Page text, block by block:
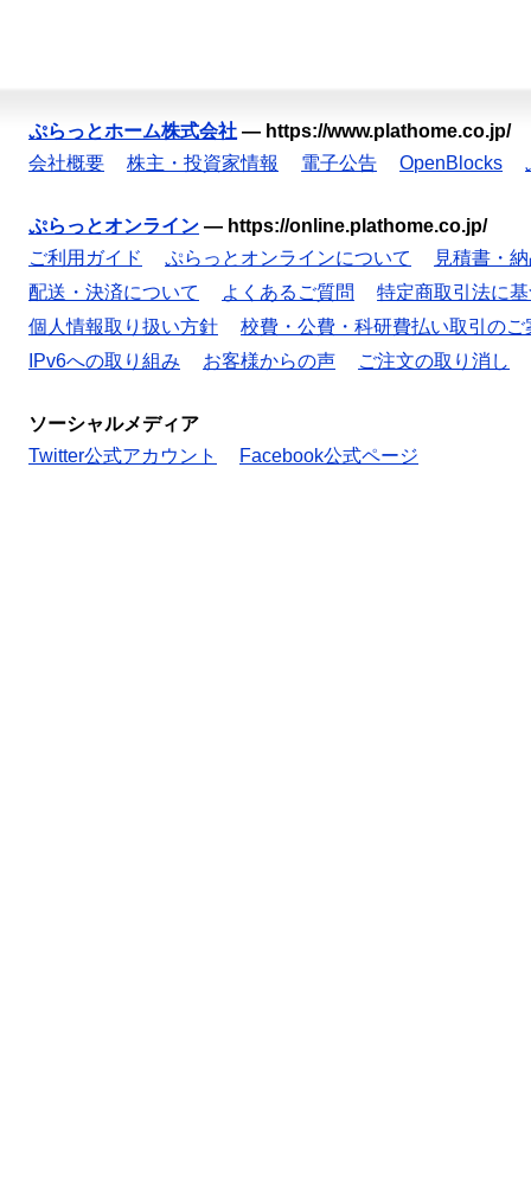
ぷらっとホーム株式会社 — https://www.plathome.co.jp/
会社概要
株主・投資家情報 電子公告 OpenBlocks
ぷらっとオンライン — https://online.plathome.co.jp/
ご利用ガイド
ぷらっとオンラインについて
見積書・
配送・決済について
よくあるご質問
特定商取引法に
個人情報取り扱い方針
校費・公費・科研費払い取引のご
IPv6への取り組み
お客様からの声 ご注文の取り消し
ソーシャルメディア
Twitter公式アカウント
Facebook公式ページ